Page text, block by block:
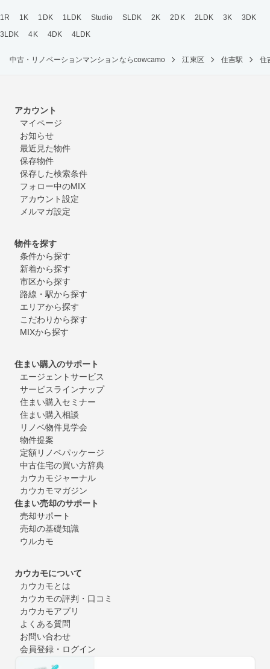
1R 1K 1DK 1LDK Studio SLDK 2K 2DK 2LDK 3K
3DK
3LDK
4K 4DK 4LDK
中古・リノベーションマンションならcowcamo 江東区 住吉駅 住
アカウント
マイページ
お知らせ
最近見た物件
保存物件
保存した検索条件
フォロー中のMIX
アカウント設定
メルマガ設定
物件を探す
条件から探す
新着から探す
市区から探す
路線・駅から探す
エリアから探す
こだわりから探す
MIXから探す
住まい購入のサポート
エージェントサービス
サービスラインナップ
住まい購入セミナー
住まい購入相談
リノベ物件見学会
物件提案
定額リノベパッケージ
中古住宅の買い方辞典
カウカモジャーナル
カウカモマガジン
住まい売却のサポート
売却サポート
売却の基礎知識
ウルカモ
カウカモについて
カウカモとは
カウカモの評判・口コミ
カウカモアプリ
よくある質問
お問い合わせ
会員登録・ログイン